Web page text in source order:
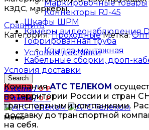
Маркировочные товары
Коннекторы RJ-45
Шкафы ШРМ
Камеры видеонаблюдения
Гофрированная труба
Клипса монтажная
Кабельные сборки, дроп-
Search
0items / 0₽
0items / 0₽
Меню
КЗДС, маркеры.
Сравнить
Категория:Проходные Метка:
Условия доставки
Условия доставки
КомпанияАТС ТЕЛЕКОМ
по территории России и стран
транспортными компаниями.
доставку до транспортной
на себя.